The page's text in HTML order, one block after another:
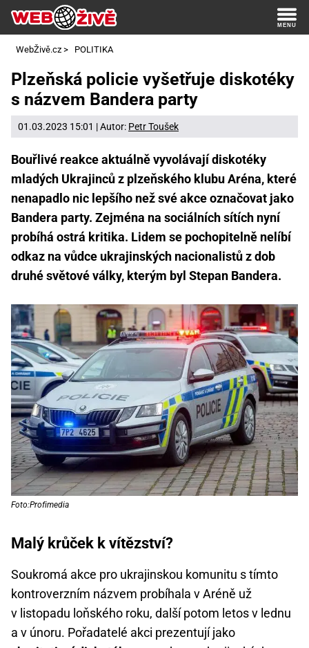
WebŽivě.cz > POLITIKA
Plzeňská policie vyšetřuje diskotéky
s názvem Bandera party
01.03.2023 15:01 | Autor: Petr Toušek
Bouřlivé reakce aktuálně vyvolávají diskotéky
mladých Ukrajinců z plzeňského klubu Aréna, které
nenapadlo nic lepšího než své akce označovat jako
Bandera party. Zejména na sociálních sítích nyní
probíhá ostrá kritika. Lidem se pochopitelně nelíbí
odkaz na vůdce ukrajinských nacionalistů z dob
druhé světové války, kterým byl Stepan Bandera.
Foto:Profimedia
Malý krůček k vítězství?
Soukromá akce pro ukrajinskou komunitu s tímto
kontroverzním názvem probíhala v Aréně už
v listopadu loňského roku, další potom letos v lednu
a v únoru. Pořadatelé akci prezentují jako